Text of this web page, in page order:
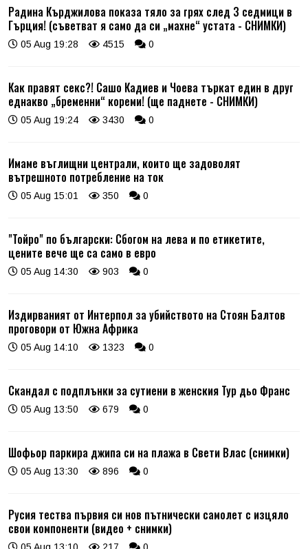
Радина Кърджилова показа тяло за грях след 3 седмици в
Гърция! (съветват я само да си „махне“ устата - СНИМКИ)
05 Aug 19:28 4515 0
Как правят секс?! Сашо Кадиев и Чоева търкат един в друг
еднакво „бременни“ кореми! (ще паднете - СНИМКИ)
05 Aug 19:24 3430 0
Имаме въглищни централи, които ще задоволят
вътрешното потребление на ток
05 Aug 15:01 350 0
"Тойро" по български: Сбогом на лева и по етикетите,
цените вече ще са само в евро
05 Aug 14:30 903 0
Издирваният от Интерпол за убийството на Стоян Балтов
проговори от Южна Африка
05 Aug 14:10 1323 0
Скандал с подплънки за сутиени в женския Тур дьо Франс
05 Aug 13:50 679 0
Шофьор паркира джипа си на плажа в Свети Влас (снимки)
05 Aug 13:30 896 0
Русия тества първия си нов пътнически самолет с изцяло
свои компоненти (видео + снимки)